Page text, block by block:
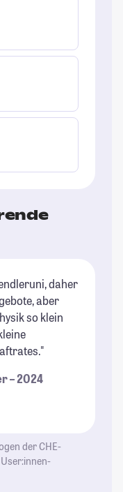
daher
aber
so klein
– 2024
der CHE-